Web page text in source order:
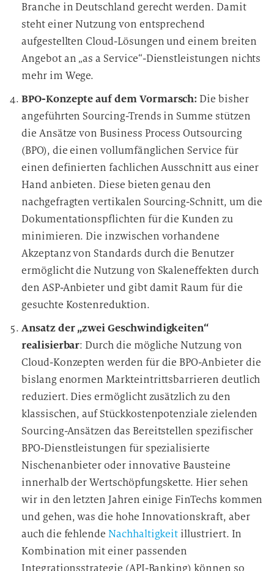
Branche in Deutschland gerecht werden. Damit
steht einer Nutzung von entsprechend
aufgestellten Cloud-Lösungen und einem breiten
Angebot an „as a Service“-Dienstleistungen nichts
mehr im Wege.
BPO-Konzepte auf dem Vormarsch: Die bisher
angeführten Sourcing-Trends in Summe stützen
die Ansätze von Business Process Outsourcing
(BPO), die einen vollumfänglichen Service für
einen definierten fachlichen Ausschnitt aus einer
Hand anbieten. Diese bieten genau den
nachgefragten vertikalen Sourcing-Schnitt, um die
Dokumentationspflichten für die Kunden zu
minimieren. Die inzwischen vorhandene
Akzeptanz von Standards durch die Benutzer
ermöglicht die Nutzung von Skaleneffekten durch
den ASP-Anbieter und gibt damit Raum für die
gesuchte Kostenreduktion.
Ansatz der „zwei Geschwindigkeiten“
realisierbar: Durch die mögliche Nutzung von
Cloud-Konzepten werden für die BPO-Anbieter die
bislang enormen Markteintrittsbarrieren deutlich
reduziert. Dies ermöglicht zusätzlich zu den
klassischen, auf Stückkostenpotenziale zielenden
Sourcing-Ansätzen das Bereitstellen spezifischer
BPO-Dienstleistungen für spezialisierte
Nischenanbieter oder innovative Bausteine
innerhalb der Wertschöpfungskette. Hier sehen
wir in den letzten Jahren einige FinTechs kommen
und gehen, was die hohe Innovationskraft, aber
auch die fehlendeNachhaltigkeit illustriert. In
Kombination mit einer passenden
Integrationsstrategie (API-Banking) können so